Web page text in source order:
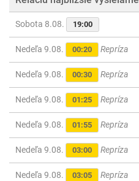
Sobota 8.08. 19:00
Nedeľa 9.08. 00:20 Repríza
Nedeľa 9.08. 00:30 Repríza
Nedeľa 9.08. 01:25 Repríza
Nedeľa 9.08. 01:55 Repríza
Nedeľa 9.08. 03:00 Repríza
Nedeľa 9.08. 03:05 Repríza